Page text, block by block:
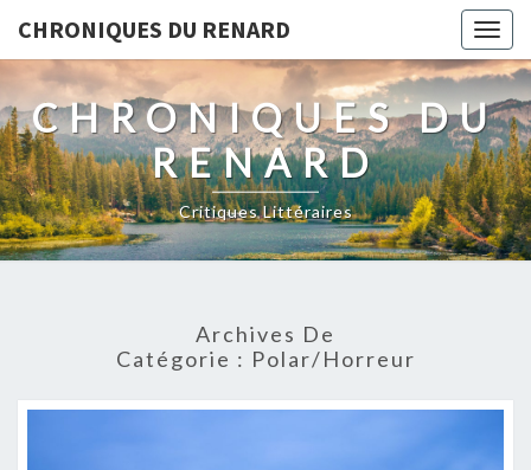
CHRONIQUES DU RENARD
CHRONIQUES DU
RENARD
Critiques Littéraires
Archives De
Catégorie : Polar/horreur